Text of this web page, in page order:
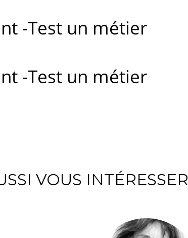
-Test un métier
-Test un métier
VOUS INTÉRESSER